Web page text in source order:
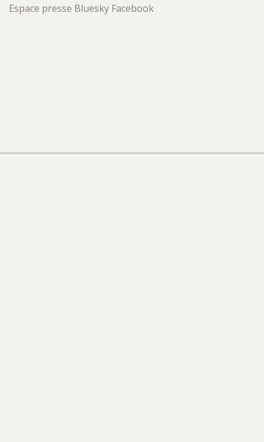
Espace presse Bluesky Facebook